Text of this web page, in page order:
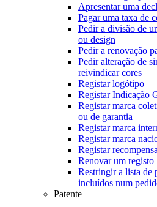
Apresentar uma
Pagar uma taxa de
Pedir a divisão de
ou design
Pedir a renovação
Pedir alteração de
reivindicar cores
Registar logótipo
Registar Indicação
Registar marca
ou de garantia
Registar marca
Registar marca
Registar recompensa
Renovar um registo
Restringir a lista de
incluídos num
Patente